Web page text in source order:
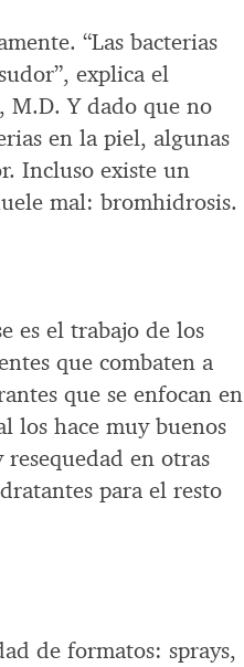
“Las bacterias
explica el
M.D. Y dado que no
en la piel, algunas
Incluso existe un
mal: bromhidrosis.
es el trabajo de los
que combaten a
que se enfocan en
los hace muy buenos
en otras
para el resto
de formatos: sprays,